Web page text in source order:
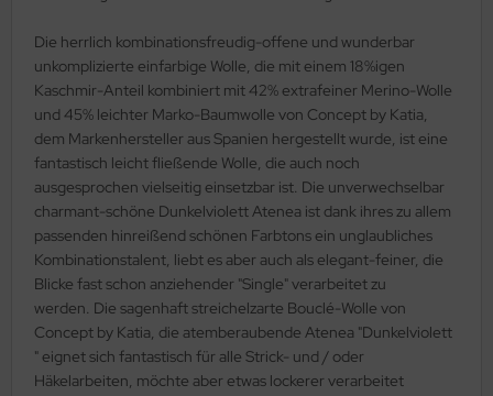
Die herrlich kombinationsfreudig-offene und wunderbar
unkomplizierte einfarbige Wolle, die mit einem 18%igen
Kaschmir-Anteil kombiniert mit 42% extrafeiner Merino-Wolle
und 45% leichter Marko-Baumwolle von Concept by Katia,
dem Markenhersteller aus Spanien hergestellt wurde, ist eine
fantastisch leicht fließende Wolle, die auch noch
ausgesprochen vielseitig einsetzbar ist. Die unverwechselbar
charmant-schöne Dunkelviolett Atenea ist dank ihres zu allem
passenden hinreißend schönen Farbtons ein unglaubliches
Kombinationstalent, liebt es aber auch als elegant-feiner, die
Blicke fast schon anziehender "Single" verarbeitet zu
werden. Die sagenhaft streichelzarte Bouclé-Wolle von
Concept by Katia, die atemberaubende Atenea "Dunkelviolett
" eignet sich fantastisch für alle Strick- und / oder
Häkelarbeiten, möchte aber etwas lockerer verarbeitet